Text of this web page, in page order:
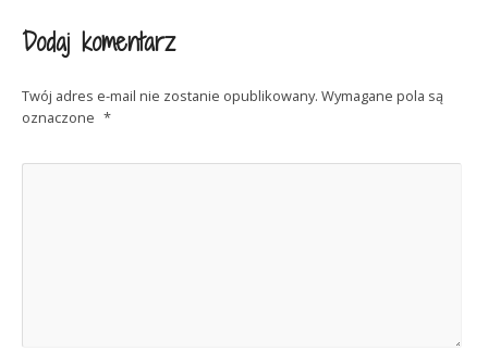
Dodaj komentarz
Twój adres e-mail nie zostanie opublikowany. Wymagane pola są
oznaczone *